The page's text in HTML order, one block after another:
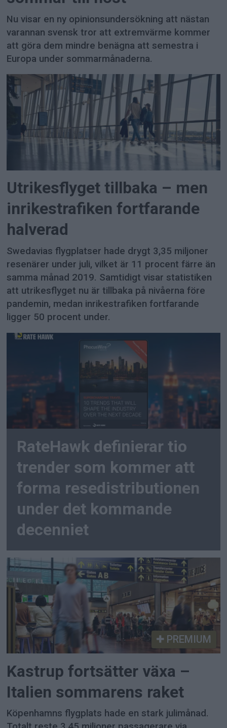
Nu visar en ny opinionsundersökning att nästan
varannan svensk tror att extremvärme kommer
att göra dem mindre benägna att semestra i
Europa under sommarmånaderna.
Utrikesflyget tillbaka – men
inrikestrafiken fortfarande
halverad
Swedavias flygplatser hade drygt 3,35 miljoner
resenärer under juli, vilket är 11 procent färre än
samma månad 2019. Samtidigt visar statistiken
att utrikesflyget nu är tillbaka på nivåerna före
pandemin, medan inrikestrafiken fortfarande
ligger 50 procent under.
RateHawk definierar tio
trender som kommer att
forma resedistributionen
under det kommande
decenniet
PREMIUM
Kastrup fortsätter växa –
Italien sommarens raket
Köpenhamns flygplats hade en stark julimånad.